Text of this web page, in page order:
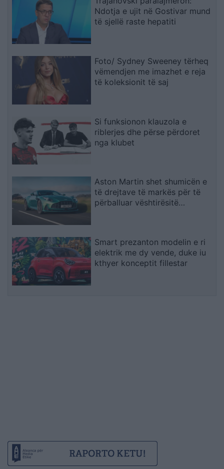
Ndotja e ujit në Gostivar mund
të sjellë raste hepatiti
Foto/ Sydney Sweeney tërheq
vëmendjen me imazhet e reja
të koleksionit të saj
Si funksionon klauzola e
riblerjes dhe përse përdoret
nga klubet
Aston Martin shet shumicën e
të drejtave të markës për të
përballuar vështirësitë
Smart prezanton modelin e ri
elektrik me dy vende, duke iu
kthyer konceptit fillestar